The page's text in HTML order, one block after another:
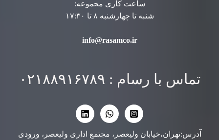
ساعت کاری مجموعه:
شنبه تا چهارشنبه ۸ تا ۱۷:۳۰
info@rasamco.ir
تماس با رسام : ۰۲۱۸۸۹۱۶۷۸۹
آدرس:تهران،خیابان ولیعصر، مجتمع اداری ولیعصر، ورودی